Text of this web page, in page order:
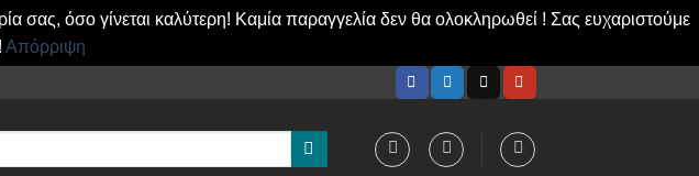
σας, όσο γίνεται καλύτερη! Καμία παραγγελία δεν θα ολοκληρωθεί ! Σας ευχαριστούμε
Απόρριψη